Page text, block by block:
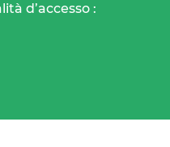
d’accesso :